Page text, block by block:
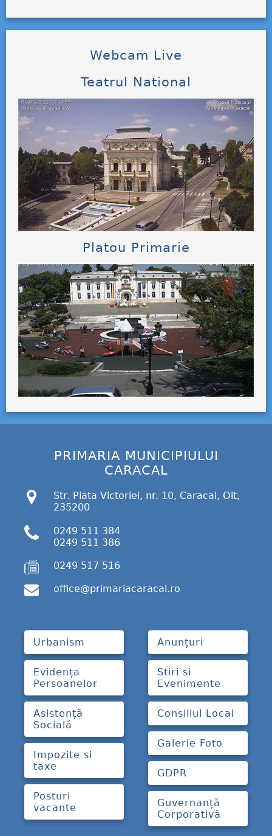
Webcam Live
Teatrul National
Platou Primarie
PRIMARIA MUNICIPIULUI
CARACAL
Str. Piata Victoriei, nr. 10, Caracal, Olt,
235200
0249 511 384
0249 511 386
0249 517 516
office@primariacaracal.ro
Urbanism
Evidența
Persoanelor
Asistență
Socială
Impozite si
taxe
Posturi
vacante
Anunțuri
Stiri si
Evenimente
Consiliul Local
Galerie Foto
GDPR
Guvernanță
Corporativă